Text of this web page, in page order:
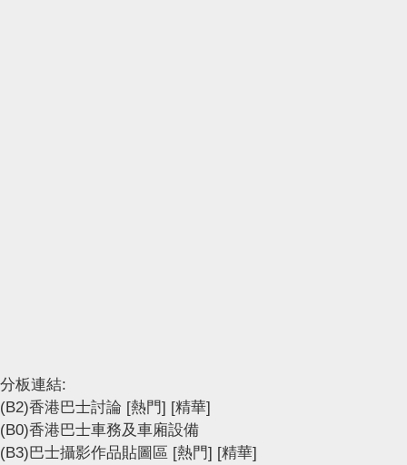
分板連結:
(B2)香港巴士討論 [熱門] [精華]
(B0)香港巴士車務及車廂設備
(B3)巴士攝影作品貼圖區 [熱門] [精華]